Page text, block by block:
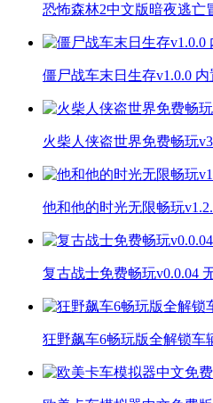
恐怖森林2中文版暗夜逃亡
僵尸战车末日生存v1.0.0 内
火柴人侠盗世界免费畅玩
他和他的时光无限畅玩
复古战士免费畅玩v0.0.04
狂野飙车6畅玩版全解锁车